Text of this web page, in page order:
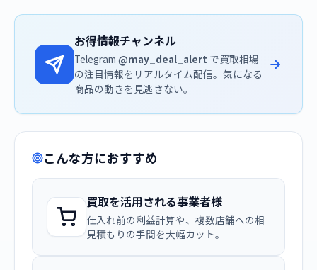
お得情報チャンネル
Telegram @may_deal_alert で買取相場
の注目情報をリアルタイム配信。気になる
商品の動きを見逃さない。
こんな方におすすめ
買取を活用される事業者様
仕入れ前の利益計算や、複数店舗への相
見積もりの手間を大幅カット。